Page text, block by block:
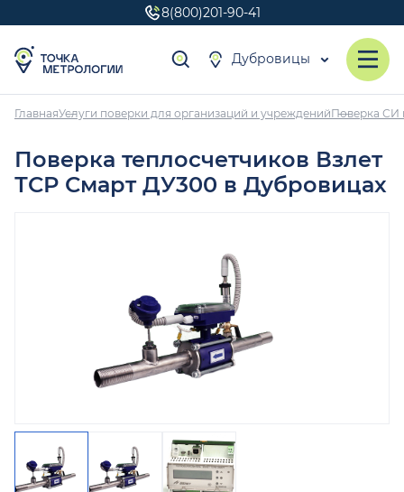
8(800)201-90-41
Дубровицы
ГлавнаяУслуги поверки для организаций и учрежденийПоверка СИ
Поверка теплосчетчиков Взлет
ТСР Смарт ДУ300 в Дубровицах